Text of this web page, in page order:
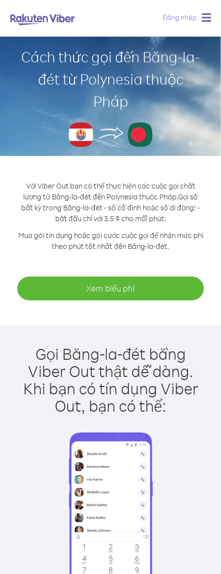
Đăng nhập
Cách thức gọi đến Băng-la-
đét từ Polynesia thuộc
Pháp
Với Viber Out bạn có thể thực hiện các cuộc gọi chất
lượng từ Băng-la-đét đến Polynesia thuộc Pháp.Gọi số
bất kỳ trong Băng-la-đét - số cố định hoặc số di động! -
bắt đầu chỉ với 3.5 ¢ cho mỗi phút.
Mua gói tín dụng hoặc gói cước cuộc gọi để nhận mức phí
theo phút tốt nhất đến Băng-la-đét.
Xem biểu phí
Gọi Băng-la-đét bằng
Viber Out thật dễ dàng.
Khi bạn có tín dụng Viber
Out, bạn có thể: